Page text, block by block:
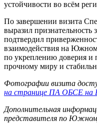
устойчивости во всём
По завершении визита
выразил признательность
подтвердил
взаимодействия на
по укреплению доверия и
прочному миру и
Фотографии визита
на странице ПА ОБСЕ на
Дополнительная
представителя по